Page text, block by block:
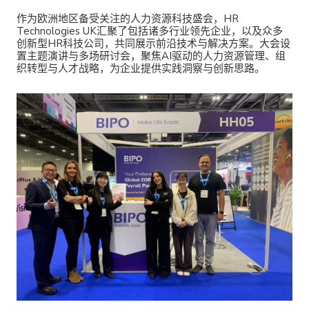
作为欧洲地区备受关注的人力资源科技盛会，HR
Technologies UK汇聚了包括诸多行业领先企业，以及众多
创新型HR科技公司，共同展示前沿技术与解决方案。大会设
置主题演讲与多场研讨会，聚焦AI驱动的人力资源管理、组
织转型与人才战略，为企业提供实践洞察与创新思路。